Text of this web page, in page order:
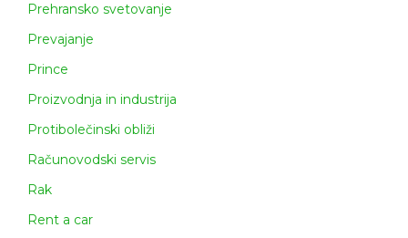
Prehransko svetovanje
Prevajanje
Prince
Proizvodnja in industrija
Protibolečinski obliži
Računovodski servis
Rak
Rent a car